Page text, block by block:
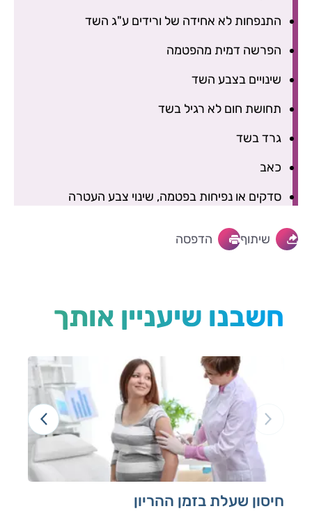
התנפחות לא אחידה של ורידים ע"ג השד
הפרשה דמית מהפטמה
שינויים בצבע השד
תחושת חום לא רגיל בשד
גרד בשד
כאב
סדקים או נפיחות בפטמה, שינוי צבע העטרה
שיתוף הדפסה
חשבנו שיעניין אותך
חיסון שעלת בזמן ההריון